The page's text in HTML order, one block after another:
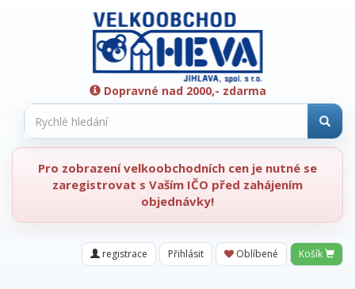
Dopravné nad 2000,- zdarma
Pro zobrazení velkoobchodních cen je nutné se
zaregistrovat s Vaším IČO před zahájením
objednávky!
registrace Přihlásit Oblíbené Košík